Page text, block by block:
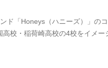
ド「Honeys（ハニーズ）」
校・稲荷崎高校の4校をイメー